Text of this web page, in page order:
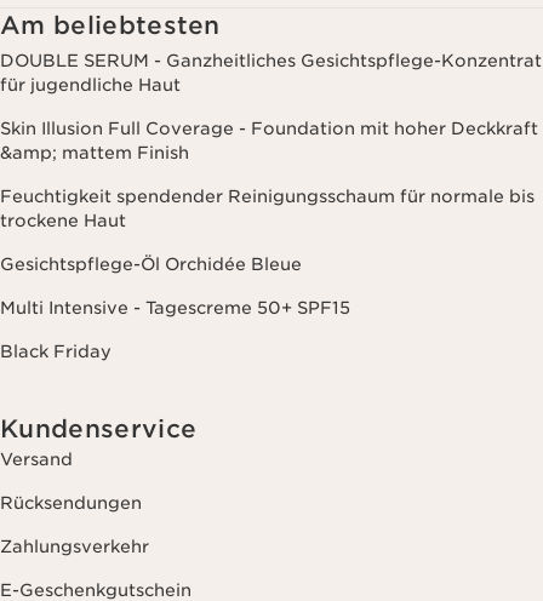
Websites Dritter, sowie für analytische Zwecke.
Am beliebtesten
DOUBLE SERUM - Ganzheitliches Gesichtspflege-Konzentrat
für jugendliche Haut
Skin Illusion Full Coverage - Foundation mit hoher Deckkraft
&amp; mattem Finish
Feuchtigkeit spendender Reinigungsschaum für normale bis
trockene Haut
Gesichtspflege-Öl Orchidée Bleue
Multi Intensive - Tagescreme 50+ SPF15
Black Friday
Kundenservice
Versand
Rücksendungen
Zahlungsverkehr
E-Geschenkgutschein